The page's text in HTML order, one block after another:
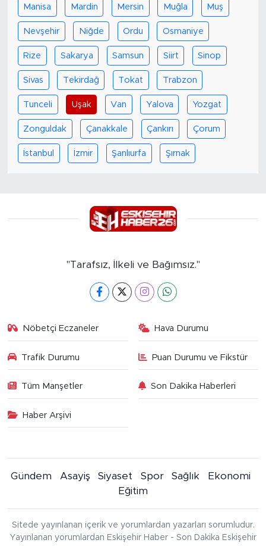
Manisa Mardin Mersin Muğla Muş
Nevşehir Niğde Ordu Osmaniye
Rize Sakarya Samsun Siirt Sinop
Sivas Tekirdağ Tokat Trabzon
Tunceli Uşak Van Yalova Yozgat
Zonguldak Çanakkale Çankırı Çorum
İstanbul İzmir Şanlıurfa Şırnak
"Tarafsız, İlkeli ve Bağımsız."
Nöbetçi Eczaneler Hava Durumu
Trafik Durumu Puan Durumu ve Fikstür
Tüm Manşetler Son Dakika Haberleri
Haber Arşivi
Gündem Asayiş Siyaset Spor Sağlık
Ekonomi
Eğitim
Sitede yayınlanan içerik ve yorumlardan yazarları sorumludur.
Yayınlanan yorumlardan Eskişehir Haber - Son Dakika Eskişehir